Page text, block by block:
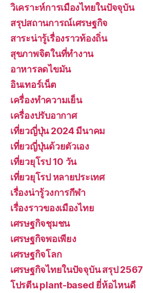
วิเคราะห์การเมืองไทยในปัจจุบัน
สรุปสถานการณ์เศรษฐกิจ
สาระน่ารู้เรื่องราวท้องถิ่น
สุขภาพจิตในที่ทำงาน
อาหารลดไขมัน
อินเทอร์เน็ต
เครื่องทำความเย็น
เครื่องปรับอากาศ
เที่ยวญี่ปุ่น 2024 มีนาคม
เที่ยวญี่ปุ่นด้วยตัวเอง
เที่ยวยุโรป 10 วัน
เที่ยวยุโรป หลายประเทศ
เรื่องน่ารู้วงการกีฬา
เรื่องราวของเมืองไทย
เศรษฐกิจชุมชน
เศรษฐกิจพอเพียง
เศรษฐกิจโลก
เศรษฐกิจไทยในปัจจุบัน สรุป 2567
โปรตีน plant-based ยี่ห้อไหนดี